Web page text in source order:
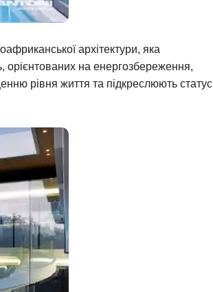
архітектури, яка
орієнтованих на енергозбереження,
рівня життя та підкреслюють статус